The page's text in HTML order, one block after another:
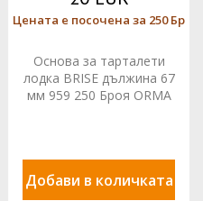
Цената е посочена за 250 Бр
Основа за тарталети
лодка BRISE дължина 67
мм 959 250 Броя ORMA
Добави в количката